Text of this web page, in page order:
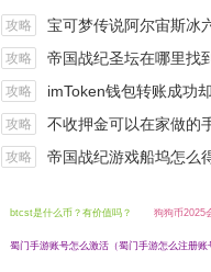
攻略 宝可梦传说阿尔宙斯冰六尾怎么进化（
攻略 帝国战纪圣坛在哪里找到（帝
攻略 imToken钱包转账成功却没
攻略 不收押金可以在家做的手工活有哪些？四个可
攻略 帝国战纪游戏船坞怎么得到（帝
btcst是什么币？有价值吗？ 狗狗币2025
蜀门手游账号怎么激活（蜀门手游怎么注册账